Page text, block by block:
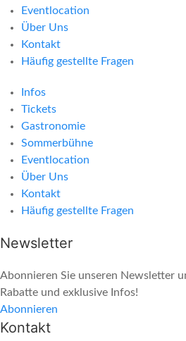
Eventlocation
Über Uns
Kontakt
Häufig gestellte Fragen
Infos
Tickets
Gastronomie
Sommerbühne
Eventlocation
Über Uns
Kontakt
Häufig gestellte Fragen
Newsletter
Abonnieren Sie unseren Newsletter
Rabatte und exklusive Infos!
Abonnieren
Kontakt